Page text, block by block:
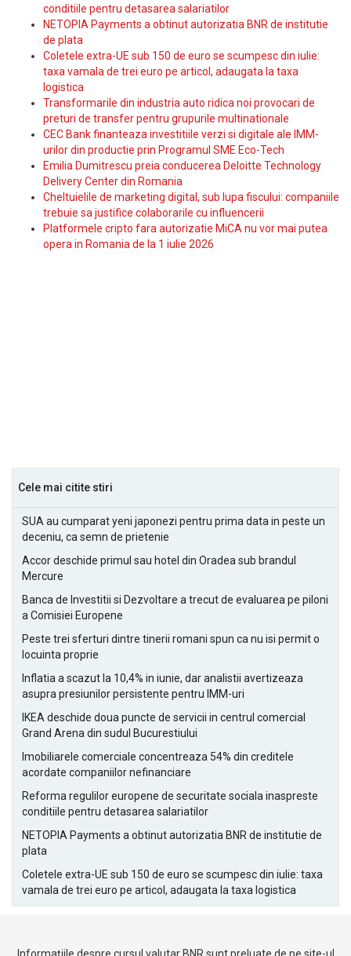
conditiile pentru detasarea salariatilor
NETOPIA Payments a obtinut autorizatia BNR de institutie
de plata
Coletele extra-UE sub 150 de euro se scumpesc din iulie:
taxa vamala de trei euro pe articol, adaugata la taxa
logistica
Transformarile din industria auto ridica noi provocari de
preturi de transfer pentru grupurile multinationale
CEC Bank finanteaza investitiile verzi si digitale ale IMM-
urilor din productie prin Programul SME Eco-Tech
Emilia Dumitrescu preia conducerea Deloitte Technology
Delivery Center din Romania
Cheltuielile de marketing digital, sub lupa fiscului: companiile
trebuie sa justifice colaborarile cu influencerii
Platformele cripto fara autorizatie MiCA nu vor mai putea
opera in Romania de la 1 iulie 2026
Cele mai citite stiri
SUA au cumparat yeni japonezi pentru prima data in peste un
deceniu, ca semn de prietenie
Accor deschide primul sau hotel din Oradea sub brandul
Mercure
Banca de Investitii si Dezvoltare a trecut de evaluarea pe piloni
a Comisiei Europene
Peste trei sferturi dintre tinerii romani spun ca nu isi permit o
locuinta proprie
Inflatia a scazut la 10,4% in iunie, dar analistii avertizeaza
asupra presiunilor persistente pentru IMM-uri
IKEA deschide doua puncte de servicii in centrul comercial
Grand Arena din sudul Bucurestiului
Imobiliarele comerciale concentreaza 54% din creditele
acordate companiilor nefinanciare
Reforma regulilor europene de securitate sociala inaspreste
conditiile pentru detasarea salariatilor
NETOPIA Payments a obtinut autorizatia BNR de institutie de
plata
Coletele extra-UE sub 150 de euro se scumpesc din iulie: taxa
vamala de trei euro pe articol, adaugata la taxa logistica